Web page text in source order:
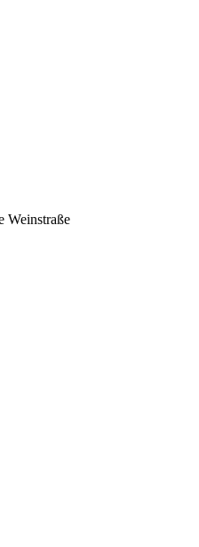
Weinstraße